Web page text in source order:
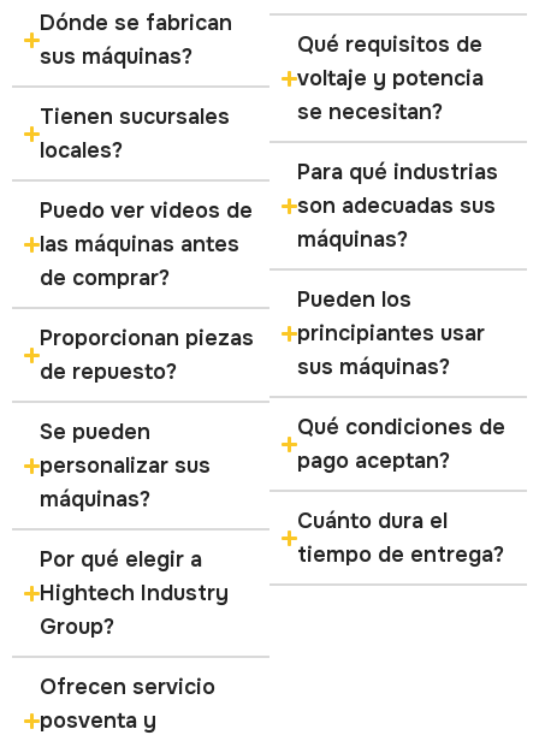
Dónde se fabrican
sus máquinas?
Tienen sucursales
locales?
Puedo ver videos de
las máquinas antes
de comprar?
Proporcionan piezas
de repuesto?
Se pueden
personalizar sus
máquinas?
Por qué elegir a
Hightech Industry
Group?
Ofrecen servicio
posventa y
Qué requisitos de
voltaje y potencia
se necesitan?
Para qué industrias
son adecuadas sus
máquinas?
Pueden los
principiantes usar
sus máquinas?
Qué condiciones de
pago aceptan?
Cuánto dura el
tiempo de entrega?